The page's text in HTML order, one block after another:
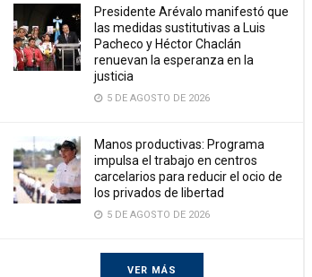
Presidente Arévalo manifestó que
las medidas sustitutivas a Luis
Pacheco y Héctor Chaclán
renuevan la esperanza en la
justicia
5 DE AGOSTO DE 2026
Manos productivas: Programa
impulsa el trabajo en centros
carcelarios para reducir el ocio de
los privados de libertad
5 DE AGOSTO DE 2026
VER MÁS